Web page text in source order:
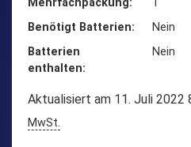
Mehrfachpackung
‎1
Benötigt Batterien
‎Nein
Batterien
enthalten
‎Nein
Aktualisiert am 11. Juli 2022
MwSt.